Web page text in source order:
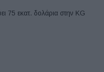
75 εκατ. δολάρια στην KG